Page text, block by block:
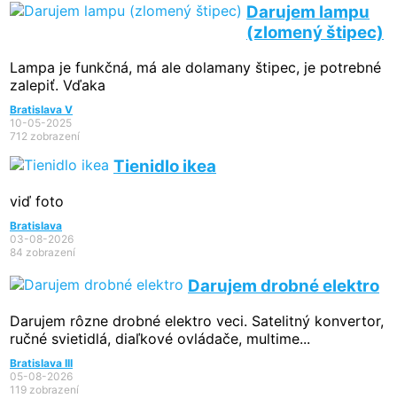
Darujem lampu
(zlomený štipec)
Lampa je funkčná, má ale dolamany štipec, je potrebné
zalepiť. Vďaka
Bratislava V
10-05-2025
712 zobrazení
Tienidlo ikea
viď foto
Bratislava
03-08-2026
84 zobrazení
Darujem drobné elektro
Darujem rôzne drobné elektro veci. Satelitný konvertor,
ručné svietidlá, diaľkové ovládače, multime...
Bratislava III
05-08-2026
119 zobrazení